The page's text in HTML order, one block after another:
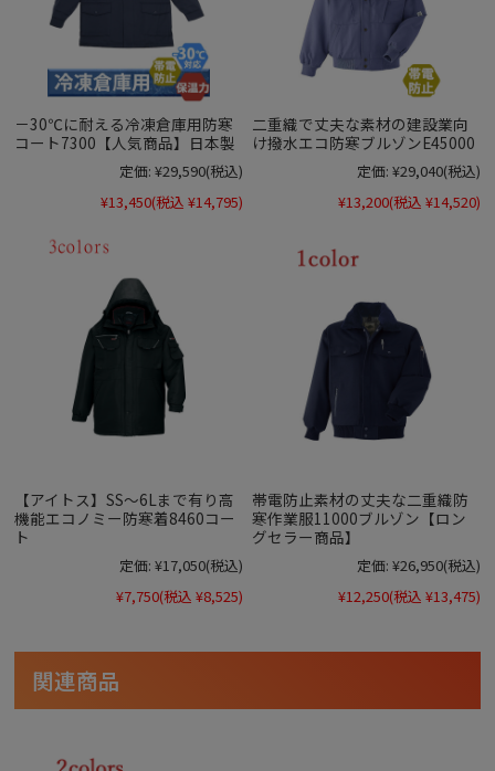
－30℃に耐える冷凍倉庫用防寒
コート7300【人気商品】日本製
定価: ¥29,590(税込)
¥13,450(税込 ¥14,795)
二重織で丈夫な素材の建設業向
け撥水エコ防寒ブルゾンE45000
定価: ¥29,040(税込)
¥13,200(税込 ¥14,520)
【アイトス】SS～6Lまで有り高
機能エコノミー防寒着8460コー
ト
定価: ¥17,050(税込)
¥7,750(税込 ¥8,525)
帯電防止素材の丈夫な二重織防
寒作業服11000ブルゾン【ロン
グセラー商品】
定価: ¥26,950(税込)
¥12,250(税込 ¥13,475)
関連商品